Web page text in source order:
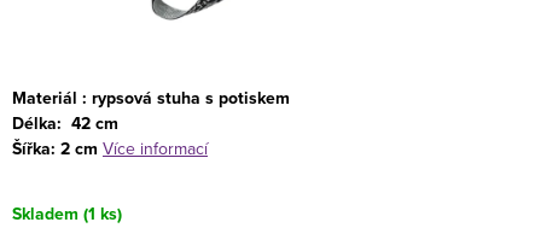
Materiál : rypsová stuha s potiskem
Délka: 42 cm
Šířka: 2 cm Více informací
Skladem (1 ks)